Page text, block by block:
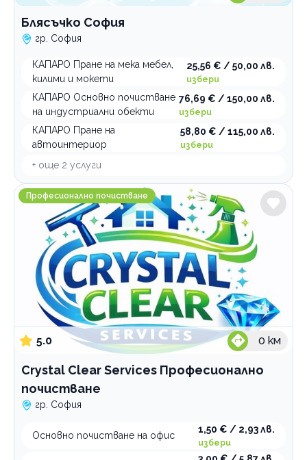
Блясъчко София
гр. София
КАПАРО Пране на мека мебел,
килими и мокети
25,56 € / 50,00 лв.
избери
КАПАРО Основно почистване
на индустриални обекти
76,69 € / 150,00 лв.
избери
КАПАРО Пране на
автоинтериор
58,80 € / 115,00 лв.
избери
+ още 2 услуги
Crystal Clear Services Професионално почистване
Професионално почистване
5.0 0 км
Crystal Clear Services Професионално
почистване
гр. София
Основно почистване на офис
1,50 € / 2,93 лв.
избери